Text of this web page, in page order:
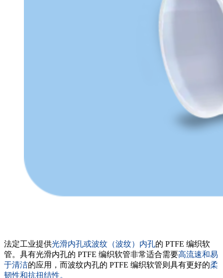
法定工业提供光滑内孔或波纹（波纹）内孔的 PTFE 编织软
管。具有光滑内孔的 PTFE 编织软管非常适合需要高流速和易
于清洁的应用，而波纹内孔的 PTFE 编织软管则具有更好的柔
韧性和抗扭结性。